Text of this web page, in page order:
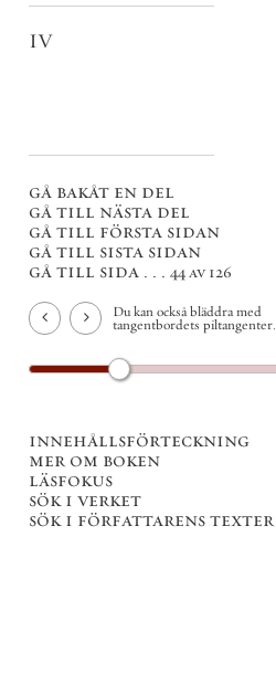
IV
gå bakåt en del
gå till nästa del
gå till första sidan
gå till sista sidan
gå till sida . . . 44 av 126
Du kan också bläddra med
tangentbordets piltangenter.
innehållsförteckning
mer om boken
läsfokus
sök i verket
sök i författarens texter